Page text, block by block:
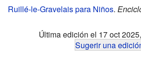
Ruillé-le-Gravelais para Niños.
Última edición el 17 oct
Sugerir una